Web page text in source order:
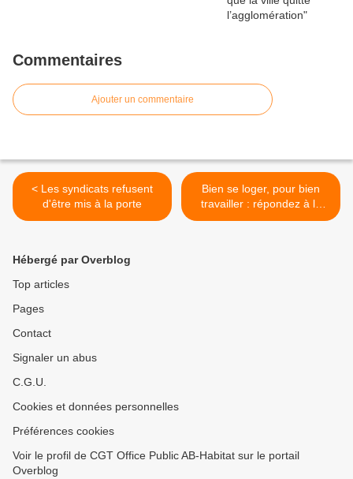
Commentaires
Ajouter un commentaire
< Les syndicats refusent
d'être mis à la porte
Bien se loger, pour bien
travailler : répondez à la
consultation >
Hébergé par Overblog
Top articles
Pages
Contact
Signaler un abus
C.G.U.
Cookies et données personnelles
Préférences cookies
Voir le profil de CGT Office Public AB-Habitat sur le portail
Overblog